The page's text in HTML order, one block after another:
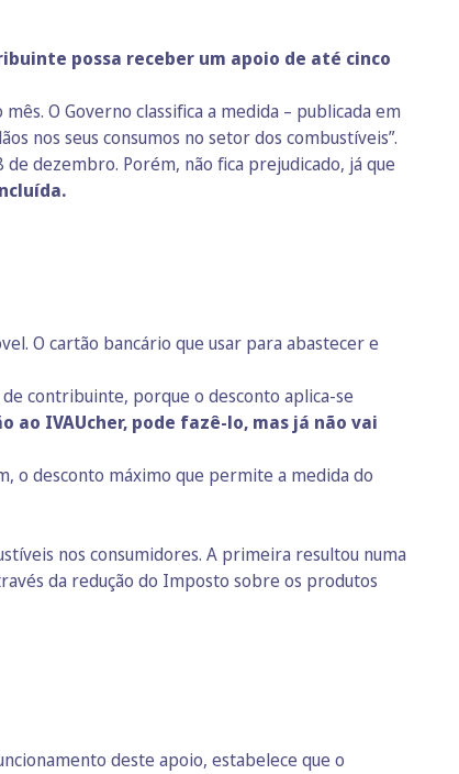
possa receber um apoio de até cinco
O Governo classifica a medida – publicada em
nos seus consumos no setor dos combustíveis”.
dezembro. Porém, não fica prejudicado, já que
O cartão bancário que usar para abastecer e
contribuinte, porque o desconto aplica-se
ao IVAUcher, pode fazê-lo, mas já não vai
o desconto máximo que permite a medida do
nos consumidores. A primeira resultou numa
da redução do Imposto sobre os produtos
deste apoio, estabelece que o